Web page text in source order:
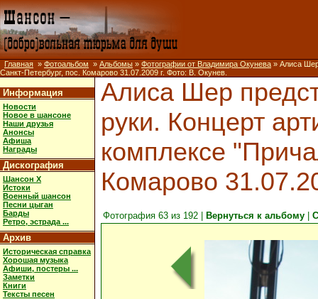
Главная » Фотоальбом » Альбомы » Фотографии от Владимира Окунева » Алиса
Санкт-Петербург, пос. Комарово 31.07.2009 г. Фото: В. Окунев.
Информация
Новости
Новое в шансоне
Наши друзья
Анонсы
Афиша
Награды
Дискография
Шансон X
Истоки
Военный шансон
Песни цыган
Барды
Ретро, эстрада ...
Архив
Историческая справка
Хорошая музыка
Афиши, постеры ...
Заметки
Книги
Тексты песен
Алиса Шер
руки. Концерт
комплексе
Комарово
Фотография 63 из 192 | Вернуться к альбому